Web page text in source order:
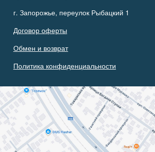
г. Запорожье, переулок Рыбацкий 1
Договор оферты
Обмен и возврат
Политика конфиденциальности